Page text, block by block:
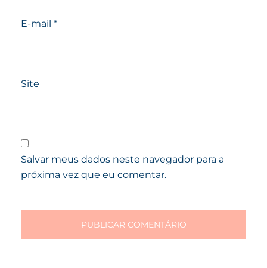
E-mail *
Site
Salvar meus dados neste navegador para a
próxima vez que eu comentar.